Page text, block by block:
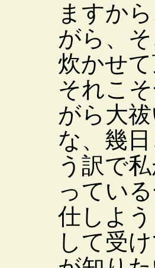
ますか
がら、
炊かせ
それこ
がら大
な、幾
う訳で
ってい
仕しよ
して受